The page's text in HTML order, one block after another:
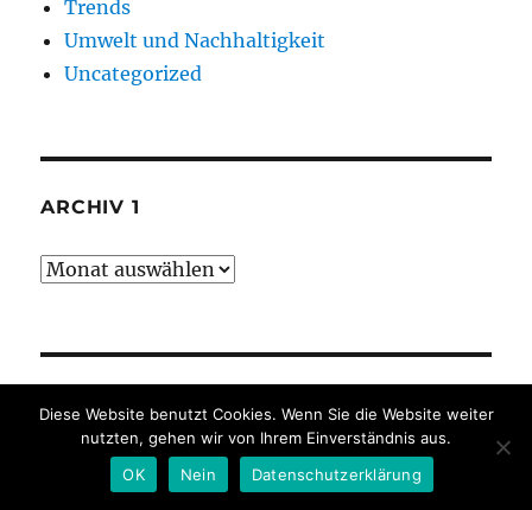
Trends
Umwelt und Nachhaltigkeit
Uncategorized
ARCHIV 1
Archiv
ARCHIV 2
2026
2025
Diese Website benutzt Cookies. Wenn Sie die Website weiter
nutzten, gehen wir von Ihrem Einverständnis aus.
OK
Nein Datenschutzerklärung